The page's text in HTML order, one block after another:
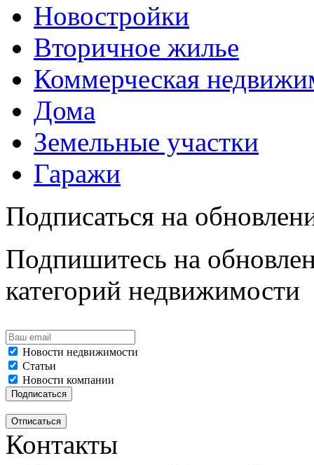
Новостройки
Вторичное жилье
Коммерческая
Дома
Земельные участки
Гаражи
Подписаться на
Подпишитесь на
категорий недвижимости
Новости недвижимости
Статьи
Новости компании
Контакты